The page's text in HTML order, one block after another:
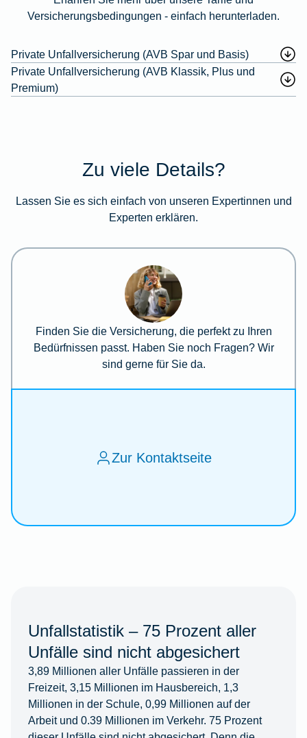
Versicherungsbedingungen - einfach herunterladen.
Private Unfallversicherung (AVB Spar und Basis)
Private Unfallversicherung (AVB Klassik, Plus und
Premium)
Zu viele Details?
Lassen Sie es sich einfach von unseren Expertinnen und
Experten erklären.
Finden Sie die Versicherung, die perfekt zu Ihren
Bedürfnissen passt. Haben Sie noch Fragen? Wir
sind gerne für Sie da.
Zur Kontaktseite
Unfallstatistik – 75 Prozent aller
Unfälle sind nicht abgesichert
3,89 Millionen aller Unfälle passieren in der
Freizeit, 3,15 Millionen im Hausbereich, 1,3
Millionen in der Schule, 0,99 Millionen auf der
Arbeit und 0.39 Millionen im Verkehr. 75 Prozent